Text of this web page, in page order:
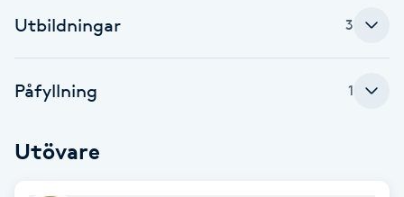
Enzympeeling
Utbildningar 3
Påfyllning 1
Utövare